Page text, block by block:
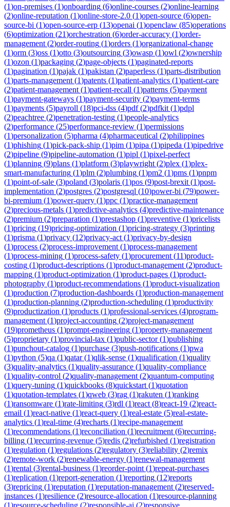
(1)on-premises (1)onboarding (6)online-courses (2)online-learning
(2)online-reputation (1)online-store-2.0 (1)open-source (6)open-
source-bi (1)open-source-erp (13)openai (1)openclaw (85)operations
(6)optimization (21)orchestration (6)order-accuracy (1)order-
management (2)order-routing (1)orders (1)organizational-change
(1)orm (3)oss (1)otto (3)outsourcing (3)owasp (1)owl (2)ownership
(1)ozon (1)packaging (2)page-objects (1)paginated-reports
(1)pagination (1)pajak (1)pakistan (2)paperless (1)parts-distribution
(1)parts-management (1)patents (1)patient-analytics (1)patient-care
(2)patient-management (1)patient-recall (1)patterns (5)payment
(1)payment-gateways (1)payment-security (2)payment-terms
(1)payments (5)payroll (18)pci-dss (4)pdf(2)pdfkit (1)pdpl
(2)peachtree (2)penetration-testing (1)people-analytics
(2)performance (25)performance-review (1)permissions
(1)personalization (5)pharma (4)pharmaceutical (2)philippines
(1)phishing (1)pick-pack-ship (1)pim (1)pipa (1)pipeda (1)pipedrive
(2)pipeline (9)pipeline-automation (1)pipl (1)pixel-perfect
(1)planning (9)plans (1)platform (3)playwright (2)plex (1)plex-
smart-manufacturing (1)plm (2)plumbing (1)pm2 (1)pms (1)pnpm
(1)point-of-sale (3)poland (3)polaris (1)pos (9)post-brexit (1)post-
implementation (2)postgres (2)postgresql (10)power-bi (79)power-
bi-premium (1)power-query (1)ppc (1)practice-management
(2)precious-metals (1)predictive-analytics (4)predictive-maintenance
(2)premium (2)preparation (1)prestashop (1)preventive (1)pricelists
(1)pricing (19)pricing-optimization (1)pricing-strategy (3)printing
(1)prisma (1)privacy (12)privacy-act (1)privacy-by-design
(1)process (2)process-improvement (1)process-management
(1)process-mining (1)process-safety (1)procurement (11)product-
costing (1)product-descriptions (1)product-management (2)product-
mapping (1)product-optimization (1)product-pages (1)product-
photography (1)product-recommendations (1)product-visualization
(1)production (7)production-dashboards (1)production-management
(1)production-planning (2)production-scheduling (1)productivity
(9)productization (1)products (1)professional-services (4)program-
management (1)project-accounting (2)project-management
(19)prometheus (1)prompt-engineering (1)property-management
(5)proprietary (1)provincial-tax (1)public-sector(1)publishing
(1)punchout-catalog (1)purchase (3)push-notifications (1)pwa
(1)python (5)qa (1)qatar(1)qlik-sense (1)qualification (1)quality
(3)quality-analytics (1)quality-assurance (1)quality-compliance
(1)quality-control (2)quality-management (2)quantum-computing
(1)query-tuning (1)quickbooks (8)quickstart (1)quotation
(1)quotation-templates (1)qweb (3)rag (1)rakuten (1)ranking
(1)ransomware (1)rate-limiting (3)rdl (1)react (8)react-19 (2)react-
email (1)react-native (1)react-query (1)real-estate (5)real-estate-
analytics (1)real-time (4)recharts (1)recipe-management
(1)recommendations (1)reconciliation (1)recruitment (6)recurring-
billing (1)recurring-revenue (5)redis (2)refurbished (1)registration
(1)regulation (1)regulations (2)regulatory (3)reliability (2)remix
(2)remote-work (2)renewable-energy (1)renewal-management
(1)rental (3)rental-business (1)reorder-point (1)repeat-purchases
(1)replication (1)report-generation (1)reporting (12)reports
(3)repricing (1)reputation (1)reputation-management (2)reserved-
instances (1)resilience (2)resource-allocation (1)resource-planning
(1)resource-scheduling (2)responsible-ai (2)responsive